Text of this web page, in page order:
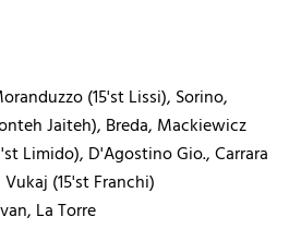
(15'st Lissi), Sorino,
Jaiteh), Breda, Mackiewicz
Limido), D'Agostino Gio., Carrara
(15'st Franchi)
La Torre